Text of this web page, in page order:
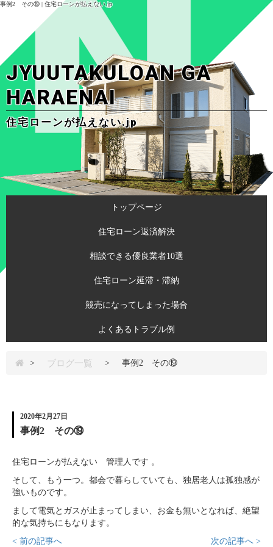
事例2 その⑲ | 住宅ローンが払えない.jp
JYUUTAKULOAN GA
HARAENAI
住宅ローンが払えない.jp
トップページ
住宅ローン返済解決
相談できる優良業者10選
住宅ローン延滞・滞納
競売になってしまった場合
よくあるトラブル例
> ブログ一覧 > 事例2 その⑲
2020年2月27日
事例2 その⑲
住宅ローンが払えない 管理人です 。
そして、もう一つ。都会で暮らしていても、独居老人は孤独感が
強いものです。
まして電気とガスが止まってしまい、お金も無いとなれば、絶望
的な気持ちにもなります。
< 前の記事へ
次の記事へ >